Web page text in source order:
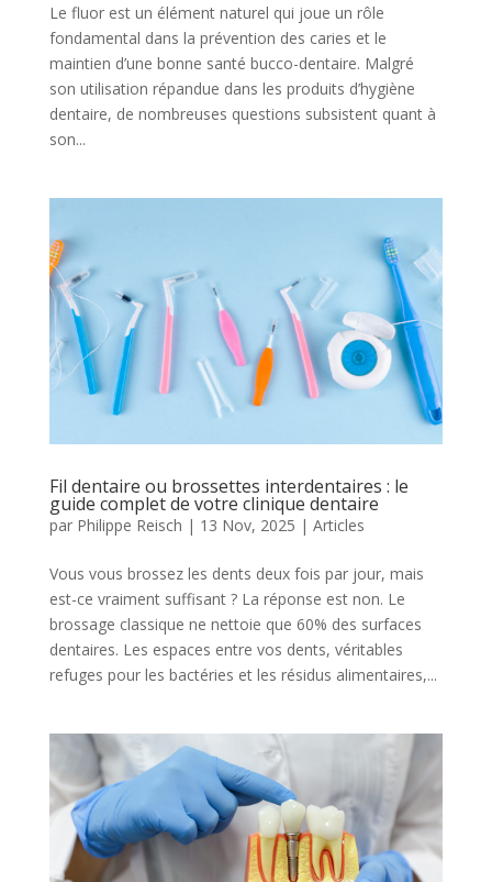
Le fluor est un élément naturel qui joue un rôle
fondamental dans la prévention des caries et le
maintien d’une bonne santé bucco-dentaire. Malgré
son utilisation répandue dans les produits d’hygiène
dentaire, de nombreuses questions subsistent quant à
son...
Fil dentaire ou brossettes interdentaires : le
guide complet de votre clinique dentaire
par Philippe Reisch | 13 Nov, 2025 | Articles
Vous vous brossez les dents deux fois par jour, mais
est-ce vraiment suffisant ? La réponse est non. Le
brossage classique ne nettoie que 60% des surfaces
dentaires. Les espaces entre vos dents, véritables
refuges pour les bactéries et les résidus alimentaires,...